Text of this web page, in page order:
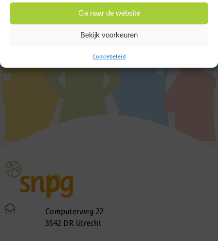
Ga naar de website
Bekijk voorkeuren
Cookiebeleid
Computerweg 22
3542 DR Utrecht